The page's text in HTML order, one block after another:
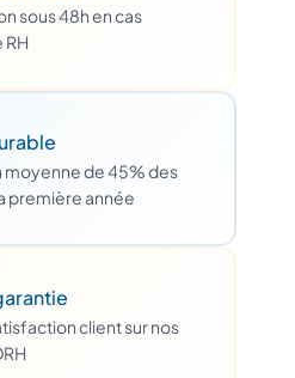
sous 48h en cas
moyenne de 45% des
première année
client sur nos